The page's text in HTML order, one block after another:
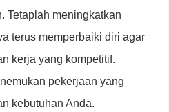
Tetaplah meningkatkan
terus memperbaiki diri agar
kerja yang kompetitif.
pekerjaan yang
kebutuhan Anda.